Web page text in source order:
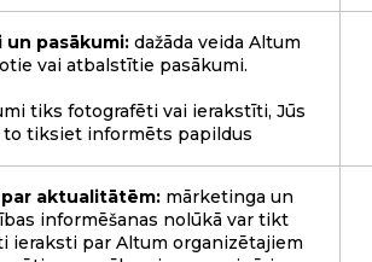
un pasākumi: dažāda veida Altum
vai atbalstītie pasākumi.
tiks fotografēti vai ierakstīti, Jūs
to tiksiet informēts papildus
aktualitātēm: mārketinga un
informēšanas nolūkā var tikt
ieraksti par Altum organizētajiem